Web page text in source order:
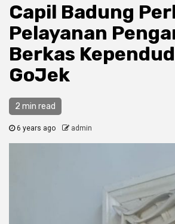
Capil Badung
Pelayanan
Berkas
GoJek
2 min read
6 years ago admin